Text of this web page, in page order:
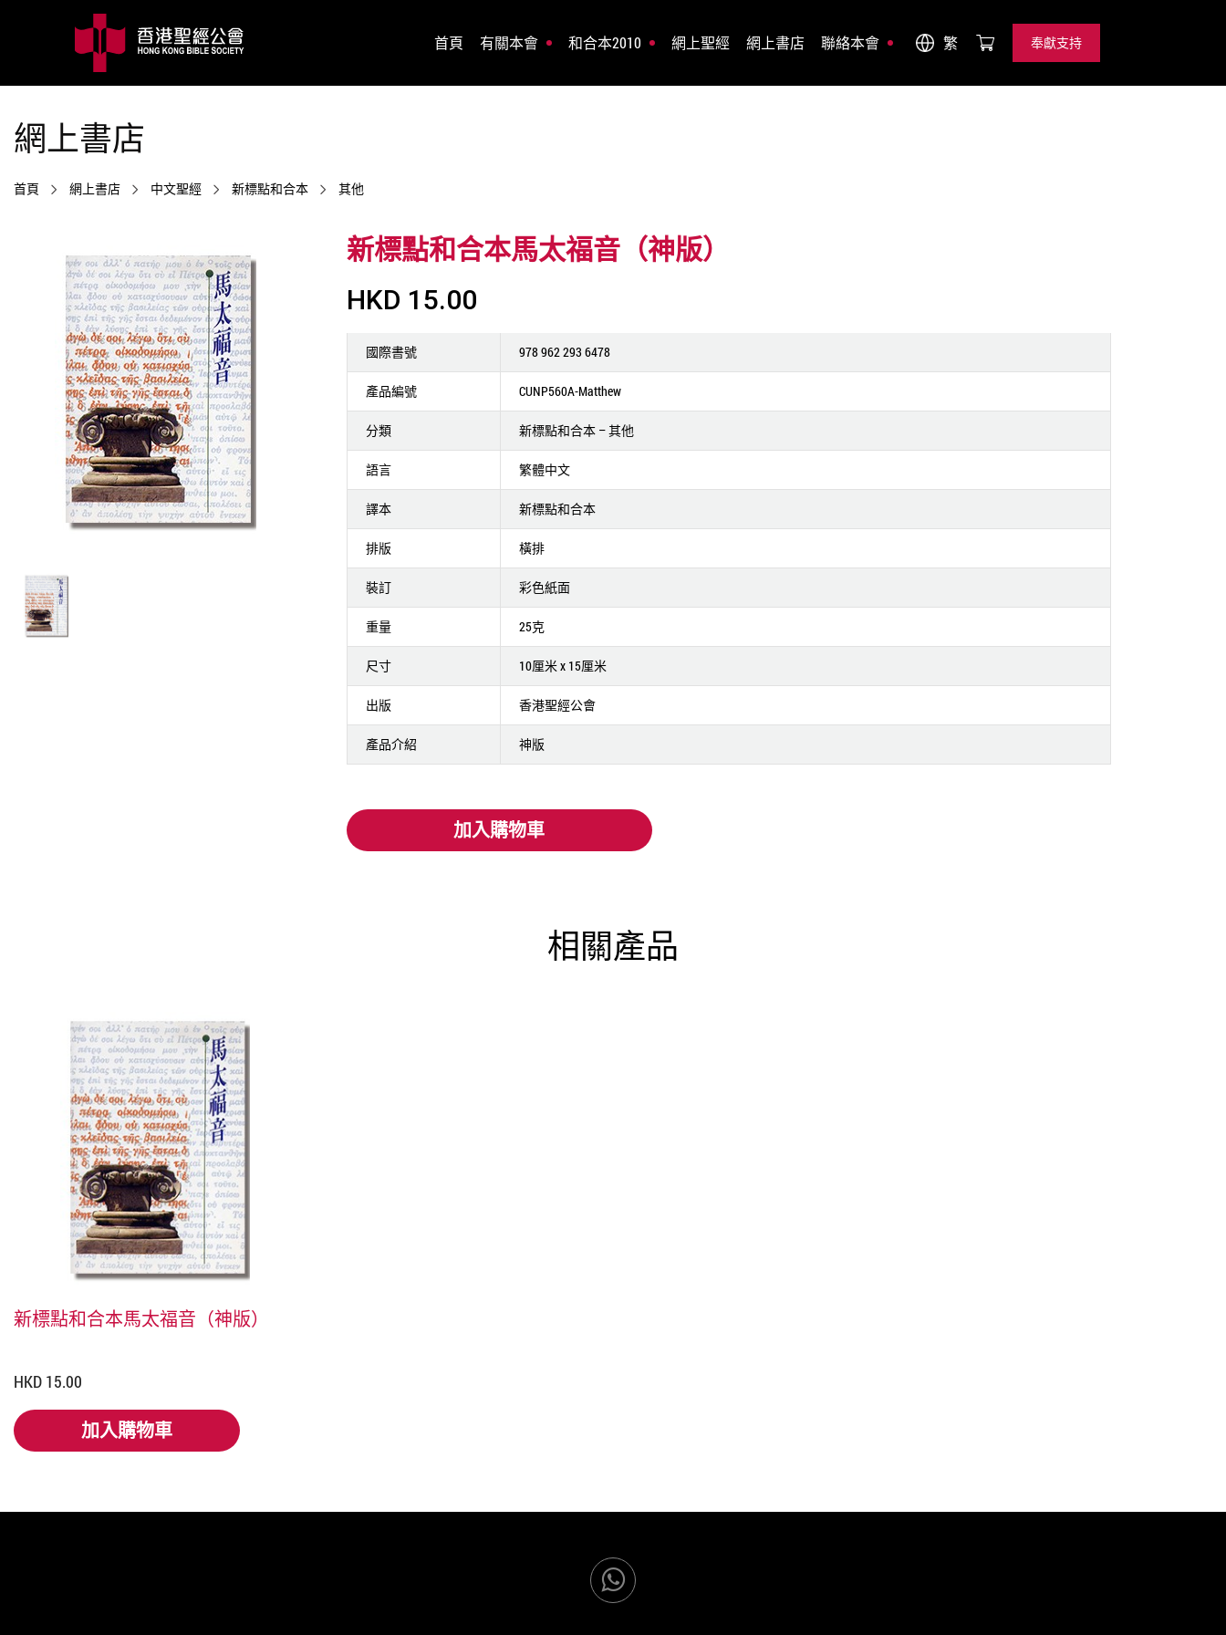
首頁 有關本會 和合本2010 網上聖經 網上書店 聯絡本會 繁
奉獻支持
奉獻支持
網上書店
首頁 網上書店 中文聖經 新標點和合本 其他
新標點和合本馬太福音（神版）
HKD 15.00
國際書號 978 962 293 6478
產品編號 CUNP560A-Matthew
分類 新標點和合本 – 其他
語言 繁體中文
譯本 新標點和合本
排版 橫排
裝訂 彩色紙面
重量 25克
尺寸 10厘米 x 15厘米
出版 香港聖經公會
產品介紹 神版
加入購物車
加入購物車
相關產品
新標點和合本馬太福音（神版）
HKD 15.00
加入購物車
加入購物車